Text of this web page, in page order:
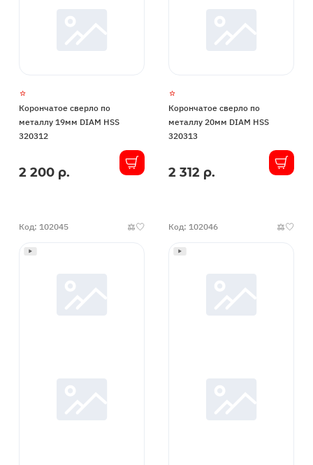
Корончатое сверло по
металлу 19мм DIAM HSS
320312
В
2 200 р.
Корончатое сверло по
металлу 20мм DIAM HSS
320313
В
2 312 р.
Код: 102045 Код: 102046